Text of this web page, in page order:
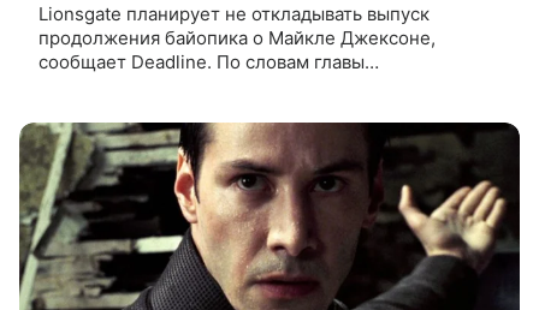
Lionsgate планирует не откладывать выпуск
продолжения байопика о Майкле Джексоне,
сообщает Deadline. По словам главы
конце